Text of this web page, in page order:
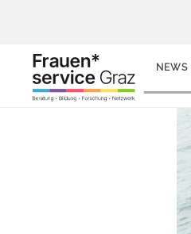
NEWS